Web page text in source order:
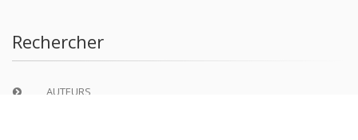
Rechercher
AUTEURS